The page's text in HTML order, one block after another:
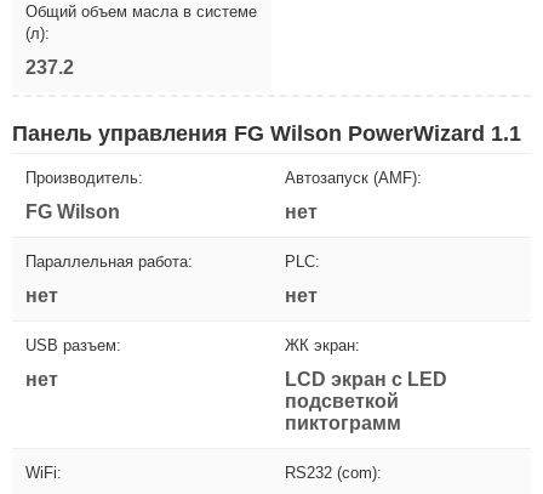
Общий объем масла в системе
(л):
237.2
Панель управления FG Wilson PowerWizard 1.1
Производитель:
FG Wilson
Автозапуск (AMF):
нет
Параллельная работа:
нет
PLC:
нет
USB разъем:
нет
ЖК экран:
LCD экран с LED
подсветкой
пиктограмм
WiFi: RS232 (com):